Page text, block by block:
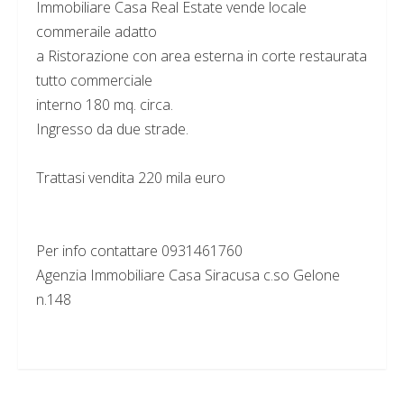
Immobiliare Casa Real Estate vende locale
commeraile adatto
a Ristorazione con area esterna in corte restaurata
tutto commerciale
interno 180 mq. circa.
Ingresso da due strade.
Trattasi vendita 220 mila euro
Per info contattare 0931461760
Agenzia Immobiliare Casa Siracusa c.so Gelone
n.148